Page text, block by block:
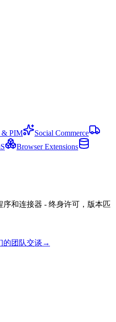
& PIM
Social Commerce
Browser Extensions
和连接器 - 终身许可，版本匹
的团队交谈 →